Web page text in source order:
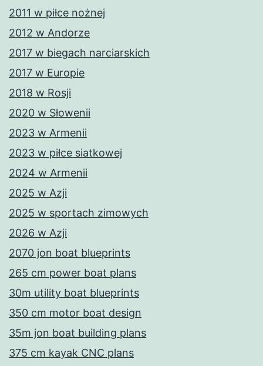
2011 w piłce nożnej
2012 w Andorze
2017 w biegach narciarskich
2017 w Europie
2018 w Rosji
2020 w Słowenii
2023 w Armenii
2023 w piłce siatkowej
2024 w Armenii
2025 w Azji
2025 w sportach zimowych
2026 w Azji
2070 jon boat blueprints
265 cm power boat plans
30m utility boat blueprints
350 cm motor boat design
35m jon boat building plans
375 cm kayak CNC plans